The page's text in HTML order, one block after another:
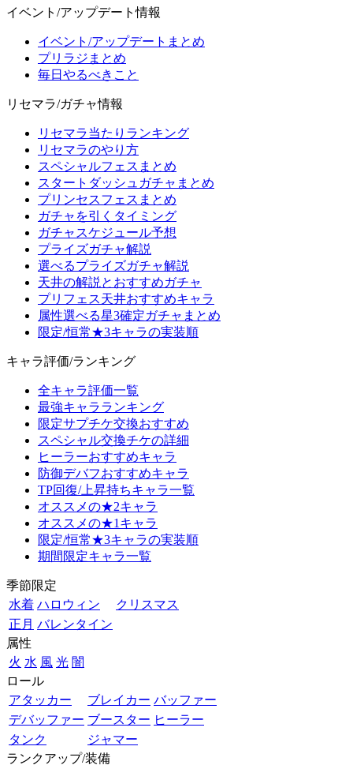
イベント/アップデート情報
イベント/アップデートまとめ
プリラジまとめ
毎日やるべきこと
リセマラ/ガチャ情報
リセマラ当たりランキング
リセマラのやり方
スペシャルフェスまとめ
スタートダッシュガチャまとめ
プリンセスフェスまとめ
ガチャを引くタイミング
ガチャスケジュール予想
プライズガチャ解説
選べるプライズガチャ解説
天井の解説とおすすめガチャ
プリフェス天井おすすめキャラ
属性選べる星3確定ガチャまとめ
限定/恒常★3キャラの実装順
キャラ評価/ランキング
全キャラ評価一覧
最強キャラランキング
限定サプチケ交換おすすめ
スペシャル交換チケの詳細
ヒーラーおすすめキャラ
防御デバフおすすめキャラ
TP回復/上昇持ちキャラ一覧
オススメの★2キャラ
オススメの★1キャラ
限定/恒常★3キャラの実装順
期間限定キャラ一覧
季節限定
水着 ハロウィン
クリスマス
正月 バレンタイン
属性
火 水 風 光 闇
ロール
アタッカー
ブレイカー バッファー
デバッファー ブースター ヒーラー
タンク
ジャマー
ランクアップ/装備